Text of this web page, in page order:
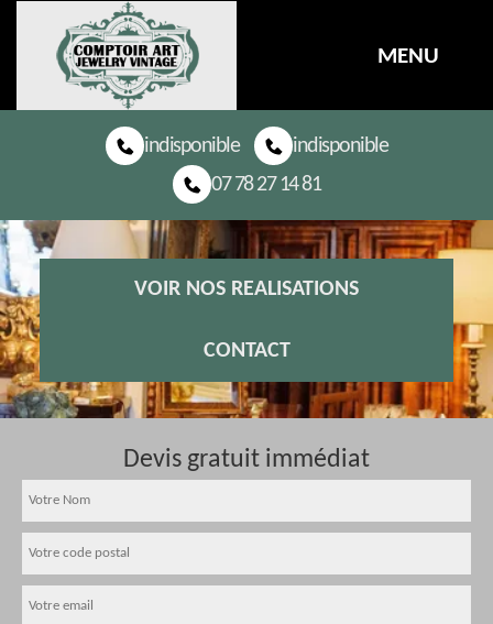
MENU
indisponible
indisponible
07 78 27 14 81
VOIR NOS REALISATIONS
CONTACT
Devis gratuit immédiat